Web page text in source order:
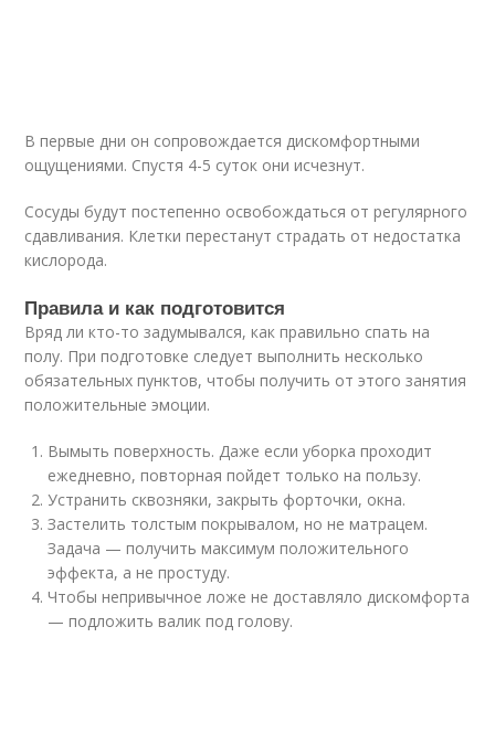
В первые дни он сопровождается дискомфортными
ощущениями. Спустя 4-5 суток они исчезнут.
Сосуды будут постепенно освобождаться от регулярного
сдавливания. Клетки перестанут страдать от недостатка
кислорода.
Правила и как подготовится
Вряд ли кто-то задумывался, как правильно спать на
полу. При подготовке следует выполнить несколько
обязательных пунктов, чтобы получить от этого занятия
положительные эмоции.
Вымыть поверхность. Даже если уборка проходит
ежедневно, повторная пойдет только на пользу.
Устранить сквозняки, закрыть форточки, окна.
Застелить толстым покрывалом, но не матрацем.
Задача — получить максимум положительного
эффекта, а не простуду.
Чтобы непривычное ложе не доставляло дискомфорта
— подложить валик под голову.